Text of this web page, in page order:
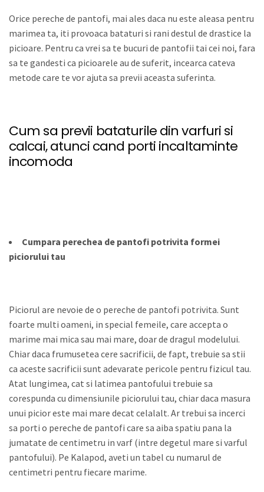
Orice pereche de pantofi, mai ales daca nu este aleasa pentru
marimea ta, iti provoaca bataturi si rani destul de drastice la
picioare. Pentru ca vrei sa te bucuri de pantofii tai cei noi, fara
sa te gandesti ca picioarele au de suferit, incearca cateva
metode care te vor ajuta sa previi aceasta suferinta.
Cum sa previi bataturile din varfuri si
calcai, atunci cand porti incaltaminte
incomoda
Cumpara perechea de pantofi potrivita formei
piciorului tau
Piciorul are nevoie de o pereche de pantofi potrivita. Sunt
foarte multi oameni, in special femeile, care accepta o
marime mai mica sau mai mare, doar de dragul modelului.
Chiar daca frumusetea cere sacrificii, de fapt, trebuie sa stii
ca aceste sacrificii sunt adevarate pericole pentru fizicul tau.
Atat lungimea, cat si latimea pantofului trebuie sa
corespunda cu dimensiunile piciorului tau, chiar daca masura
unui picior este mai mare decat celalalt. Ar trebui sa incerci
sa porti o pereche de pantofi care sa aiba spatiu pana la
jumatate de centimetru in varf (intre degetul mare si varful
pantofului). Pe Kalapod, aveti un tabel cu numarul de
centimetri pentru fiecare marime.